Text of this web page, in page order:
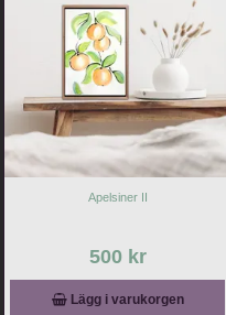
Apelsiner II
500 kr
Lägg i varukorgen